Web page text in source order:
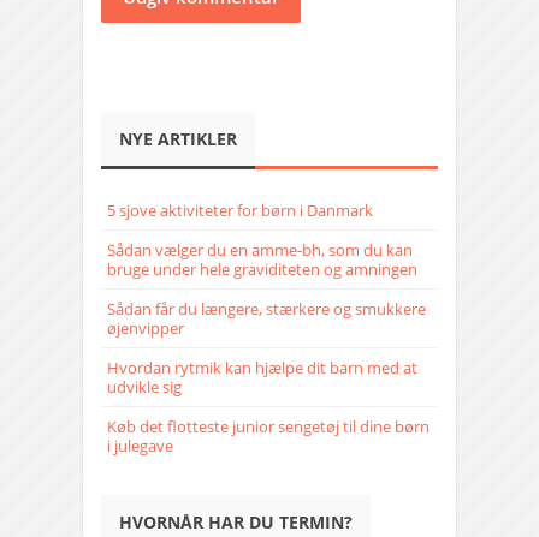
NYE ARTIKLER
5 sjove aktiviteter for børn i Danmark
Sådan vælger du en amme-bh, som du kan
bruge under hele graviditeten og amningen
Sådan får du længere, stærkere og smukkere
øjenvipper
Hvordan rytmik kan hjælpe dit barn med at
udvikle sig
Køb det flotteste junior sengetøj til dine børn
i julegave
HVORNÅR HAR DU TERMIN?